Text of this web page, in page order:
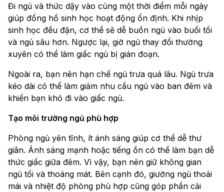
Đi ngủ và thức dậy vào cùng một thời điểm mỗi ngày
giúp đồng hồ sinh học hoạt động ổn định. Khi nhịp
sinh học đều đặn, cơ thể sẽ dễ buồn ngủ vào buổi tối
và ngủ sâu hơn. Ngược lại, giờ ngủ thay đổi thường
xuyên có thể làm giấc ngủ bị gián đoạn.
Ngoài ra, bạn nên hạn chế ngủ trưa quá lâu. Ngủ trưa
kéo dài có thể làm giảm nhu cầu ngủ vào ban đêm và
khiến bạn khó đi vào giấc ngủ.
Tạo môi trường ngủ phù hợp
Phòng ngủ yên tĩnh, ít ánh sáng giúp cơ thể dễ thư
giãn. Ánh sáng mạnh hoặc tiếng ồn có thể làm bạn dễ
thức giấc giữa đêm. Vì vậy, bạn nên giữ không gian
ngủ tối và thoáng mát. Bên cạnh đó, giường ngủ thoải
mái và nhiệt độ phòng phù hợp cũng góp phần cải